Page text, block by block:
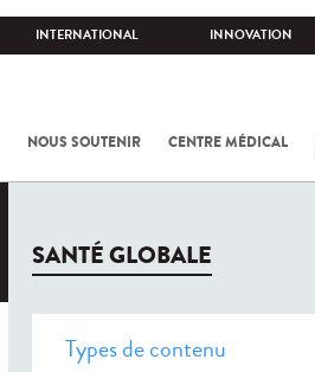
INTERNATIONAL INNOVATION
NOUS SOUTENIR CENTRE MÉDICAL
SANTÉ GLOBALE